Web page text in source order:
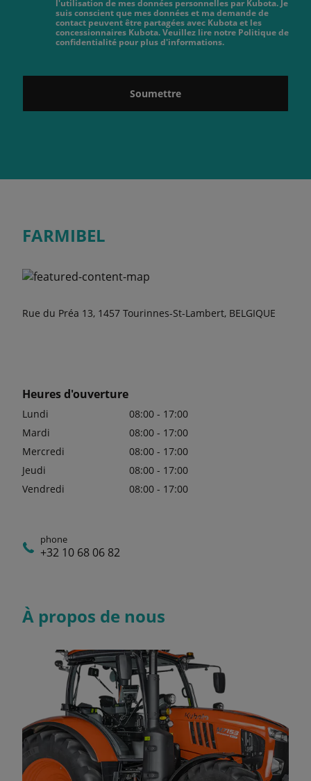
l'utilisation de mes données personnelles par Kubota. Je
suis conscient que mes données et ma demande de
contact peuvent être partagées avec Kubota et les
concessionnaires Kubota. Veuillez lire notre Politique de
confidentialité pour plus d'informations.
Soumettre
FARMIBEL
Rue du Préa 13, 1457 Tourinnes-St-Lambert, BELGIQUE
Heures d'ouverture
Lundi
08:00 - 17:00
Mardi
08:00 - 17:00
Mercredi
08:00 - 17:00
Jeudi
08:00 - 17:00
Vendredi
08:00 - 17:00
phone
+32 10 68 06 82
À propos de nous